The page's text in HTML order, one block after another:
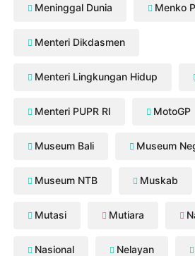
Meninggal Dunia Menko
Menteri Dikdasmen
Menteri Lingkungan Hidup
Menteri PUPR RI MotoGP
Museum Bali Museum
Museum NTB Muskab
Mutasi Mutiara
Nasional Nelayan